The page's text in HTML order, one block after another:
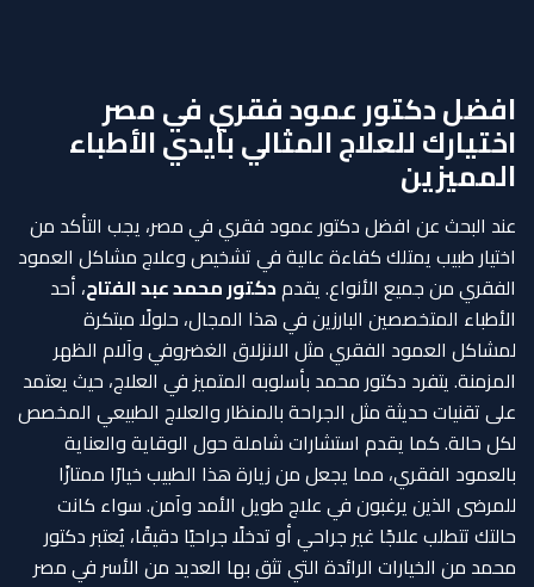
افضل دكتور عمود فقري في مصر
اختيارك للعلاج المثالي بأيدي الأطباء
المميزين
عند البحث عن افضل دكتور عمود فقري في مصر، يجب التأكد من
اختيار طبيب يمتلك كفاءة عالية في تشخيص وعلاج مشاكل العمود
الفقري من جميع الأنواع. يقدمدكتور محمد عبد الفتاح، أحد
الأطباء المتخصصين البارزين في هذا المجال، حلولًا مبتكرة
لمشاكل العمود الفقري مثل الانزلاق الغضروفي وآلام الظهر
المزمنة. يتفرد دكتور محمد بأسلوبه المتميز في العلاج، حيث يعتمد
على تقنيات حديثة مثل الجراحة بالمنظار والعلاج الطبيعي المخصص
لكل حالة. كما يقدم استشارات شاملة حول الوقاية والعناية
بالعمود الفقري، مما يجعل من زيارة هذا الطبيب خيارًا ممتازًا
للمرضى الذين يرغبون في علاج طويل الأمد وآمن. سواء كانت
حالتك تتطلب علاجًا غير جراحي أو تدخلًا جراحيًا دقيقًا، يُعتبر دكتور
محمد من الخيارات الرائدة التي تثق بها العديد من الأسر في مصر